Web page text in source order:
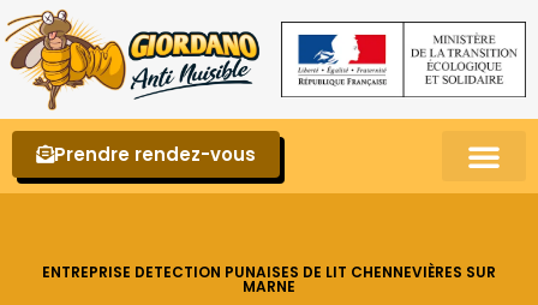
Prendre rendez-vous
ENTREPRISE DETECTION PUNAISES DE LIT CHENNEVIÈRES SUR
MARNE